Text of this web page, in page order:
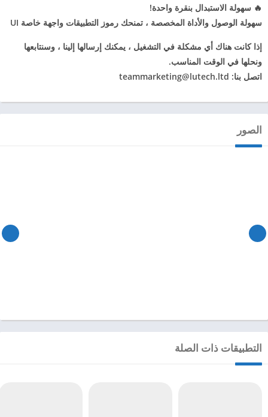
️🔥 سهولة الاستبدال بنقرة واحدة!
سهولة الوصول والأداة المخصصة ، تمنحك رموز التطبيقات واجهة خاصة UI
إذا كانت هناك أي مشكلة في التشغيل ، يمكنك إرسالها إلينا ، وسنتابعها
ونحلها في الوقت المناسب.
اتصل بنا: teammarketing@lutech.ltd
الصور
التطبيقات ذات الصلة